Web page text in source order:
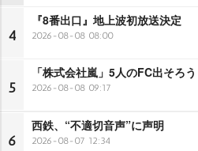
4
『8番出口』地上波初放送決定
2026-08-08 08:00
5
「株式会社嵐」5人のFC出そろう
2026-08-08 09:17
6
西鉄、“不適切音声”に声明
2026-08-07 12:34